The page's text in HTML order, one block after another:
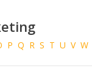
P Q R S T U V W